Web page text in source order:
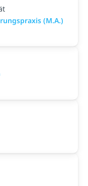
(M.A.)